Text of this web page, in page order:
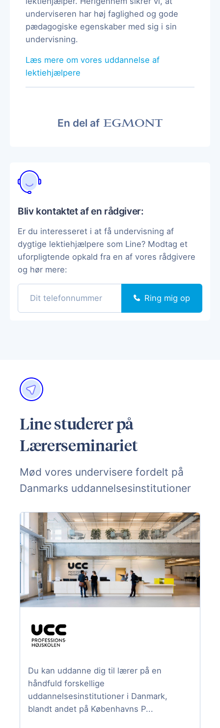
underviseren har høj faglighed og gode
pædagogiske egenskaber med sig i sin
undervisning.
Læs mere om vores uddannelse af
lektiehjælpere
En del af
Bliv kontaktet af en rådgiver:
Er du interesseret i at få undervisning af
dygtige lektiehjælpere som Line? Modtag et
uforpligtende opkald fra en af vores rådgivere
og hør mere:
Ring mig op
Line studerer på
Lærerseminariet
Mød vores undervisere fordelt på
Danmarks uddannelsesinstitutioner
Du kan uddanne dig til lærer på en
håndfuld forskellige
uddannelsesinstitutioner i Danmark,
blandt andet på Københavns P...